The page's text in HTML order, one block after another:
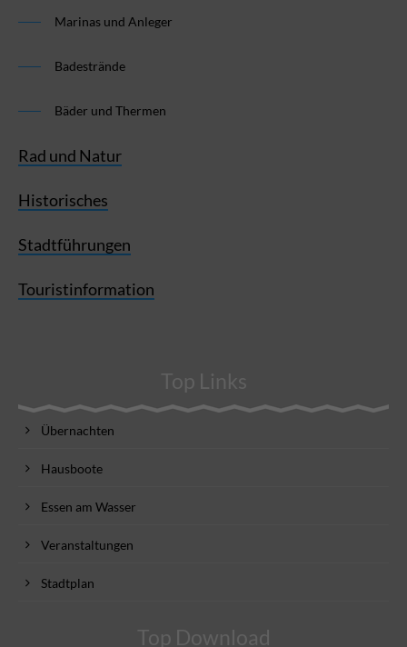
Marinas und Anleger
Badestrände
Bäder und Thermen
Rad und Natur
Historisches
Stadtführungen
Touristinformation
Top Links
Übernachten
Hausboote
Essen am Wasser
Veranstaltungen
Stadtplan
Top Download